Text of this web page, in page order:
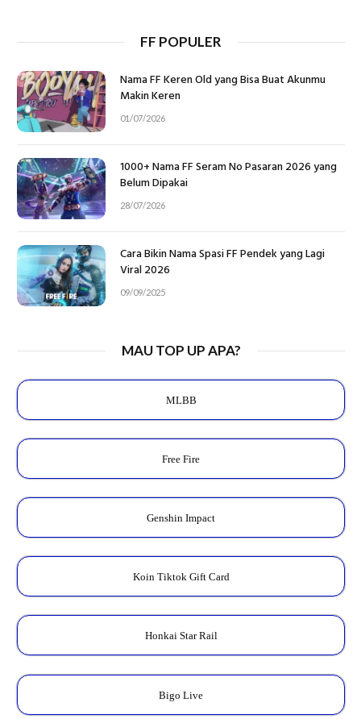
FF POPULER
Nama FF Keren Old yang Bisa Buat Akunmu
Makin Keren
01/07/2026
1000+ Nama FF Seram No Pasaran 2026 yang
Belum Dipakai
28/07/2026
Cara Bikin Nama Spasi FF Pendek yang Lagi
Viral 2026
09/09/2025
MAU TOP UP APA?
MLBB
Free Fire
Genshin Impact
Koin Tiktok Gift Card
Honkai Star Rail
Bigo Live